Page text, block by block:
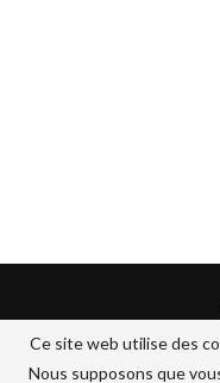
Ce site web utilise des
Nous supposons que